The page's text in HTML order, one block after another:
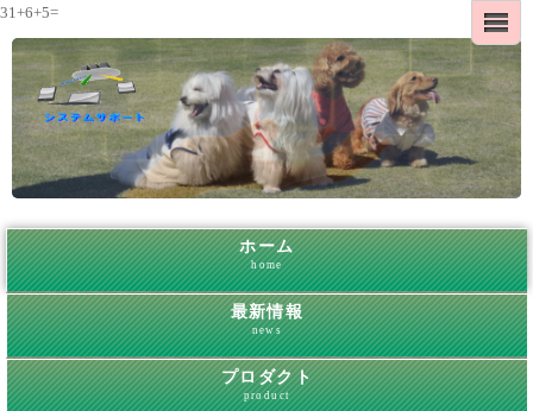
31+6+5=
ホーム
home
最新情報
news
プロダクト
product